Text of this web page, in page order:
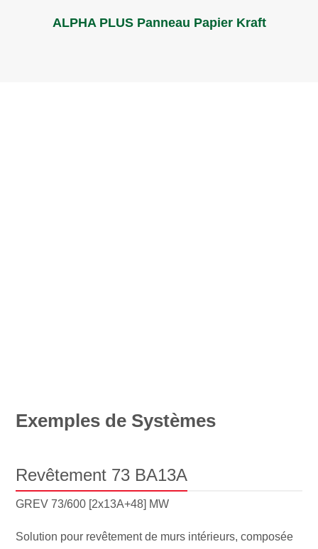
ALPHA PLUS Panneau Papier Kraft
Exemples de Systèmes
Revêtement 73 BA13A
GREV 73/600 [2x13A+48] MW
Solution pour revêtement de murs intérieurs, composée